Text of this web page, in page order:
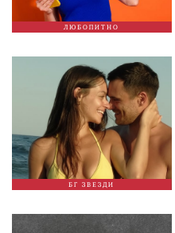
ЛЮБОПИТНО
БГ ЗВЕЗДИ